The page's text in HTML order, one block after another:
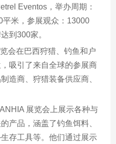
Eventos，举办周期：
米，参展观众：13000
到300家。
会在巴西狩猎、钓鱼和户
吸引了来自全球的参展商
造商、狩猎装备供应商、
展览会上展示各种与
产品，涵盖了钓鱼饵料、
存工具等。他们通过展示